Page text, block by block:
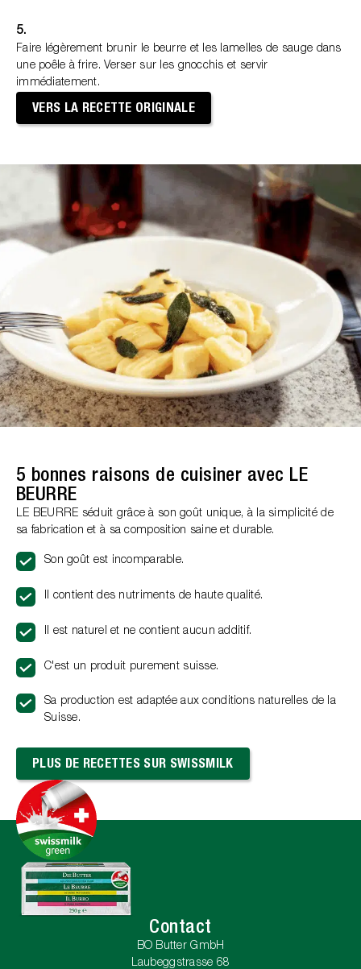
5.
Faire légèrement brunir le beurre et les lamelles de sauge dans
une poêle à frire. Verser sur les gnocchis et servir
immédiatement.
VERS LA RECETTE ORIGINALE
5 bonnes raisons de cuisiner avec LE
BEURRE
LE BEURRE séduit grâce à son goût unique, à la simplicité de
sa fabrication et à sa composition saine et durable.
Son goût est incomparable.
Il contient des nutriments de haute qualité.
Il est naturel et ne contient aucun additif.
C'est un produit purement suisse.
Sa production est adaptée aux conditions naturelles de la
Suisse.
PLUS DE RECETTES SUR SWISSMILK
Contact
BO Butter GmbH
Laubeggstrasse 68